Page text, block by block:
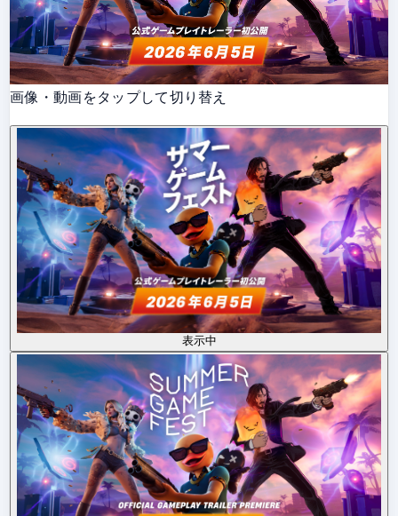
画像・動画をタップして切り替え
表示中